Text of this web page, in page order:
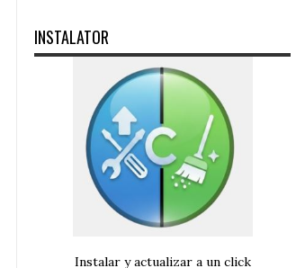
INSTALATOR
Instalar y actualizar a un click